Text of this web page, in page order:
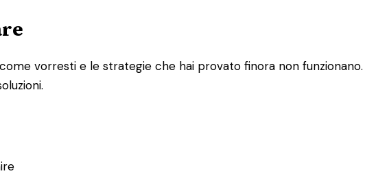
vorresti e le strategie che hai provato finora non funzionano.